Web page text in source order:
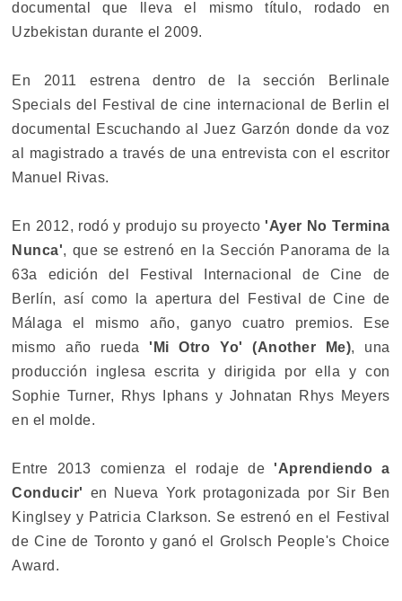
documental que lleva el mismo título, rodado en
Uzbekistan durante el 2009.
En 2011 estrena dentro de la sección Berlinale
Specials del Festival de cine internacional de Berlin el
documental Escuchando al Juez Garzón donde da voz
al magistrado a través de una entrevista con el escritor
Manuel Rivas.
En 2012, rodó y produjo su proyecto 'Ayer No Termina
Nunca', que se estrenó en la Sección Panorama de la
63a edición del Festival Internacional de Cine de
Berlín, así como la apertura del Festival de Cine de
Málaga el mismo año, ganyo cuatro premios. Ese
mismo año rueda 'Mi Otro Yo' (Another Me), una
producción inglesa escrita y dirigida por ella y con
Sophie Turner, Rhys Iphans y Johnatan Rhys Meyers
en el molde.
Entre 2013 comienza el rodaje de 'Aprendiendo a
Conducir' en Nueva York protagonizada por Sir Ben
Kinglsey y Patricia Clarkson. Se estrenó en el Festival
de Cine de Toronto y ganó el Grolsch People's Choice
Award.